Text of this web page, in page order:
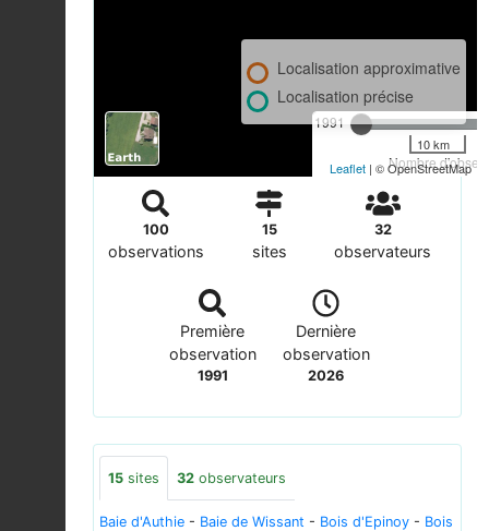
1991
Nombre
Localisation approximative
Localisation précise
10 km
Leaflet | © OpenStreetMap
100
observations
15
sites
32
observateurs
Première
observation
1991
Dernière
observation
2026
15 sites 32 observateurs
Baie d'Authie - Baie de Wissant - Bois d'Epinoy - Bois